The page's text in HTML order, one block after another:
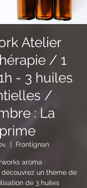
Atelier
/ 1
- 3 huiles
/
: La
Frontignan
aroma :
un thème de
de 3 huiles